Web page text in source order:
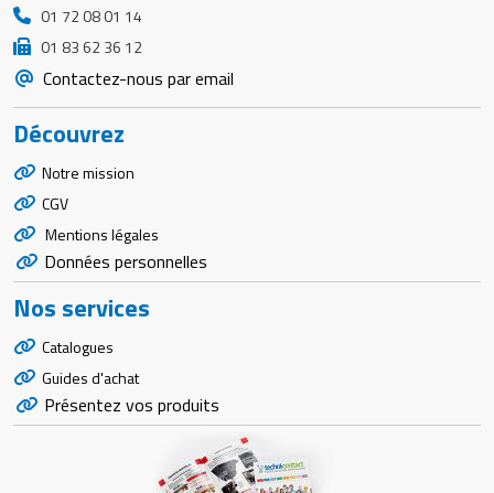
01 72 08 01 14
01 83 62 36 12
Contactez-nous par email
Découvrez
Notre mission
CGV
Mentions légales
Données personnelles
Nos services
Catalogues
Guides d'achat
Présentez vos produits